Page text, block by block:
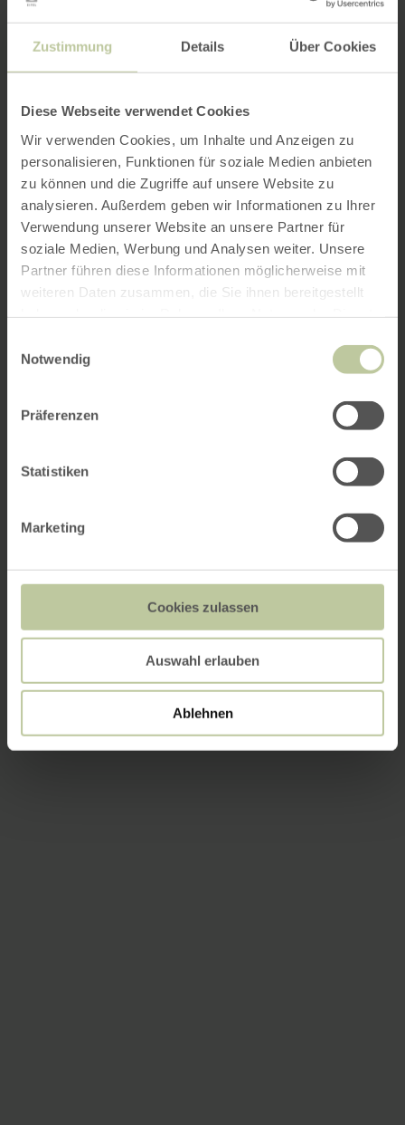
Zustimmung Details Über Cookies
Diese Webseite verwendet Cookies
Wir verwenden Cookies, um Inhalte und Anzeigen zu
personalisieren, Funktionen für soziale Medien anbieten
zu können und die Zugriffe auf unsere Website zu
analysieren. Außerdem geben wir Informationen zu Ihrer
Verwendung unserer Website an unsere Partner für
soziale Medien, Werbung und Analysen weiter. Unsere
Partner führen diese Informationen möglicherweise mit
weiteren Daten zusammen, die Sie ihnen bereitgestellt
Notwendig
Präferenzen
Statistiken
Marketing
Cookies zulassen
Auswahl erlauben
Ablehnen